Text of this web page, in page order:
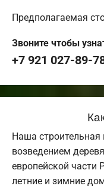
Предполагаемая
Звоните чтобы
+7 921 027-89-
Наша
возведением
европейской части
летние и зимние